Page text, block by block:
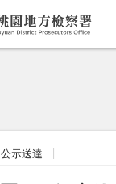
公示送達